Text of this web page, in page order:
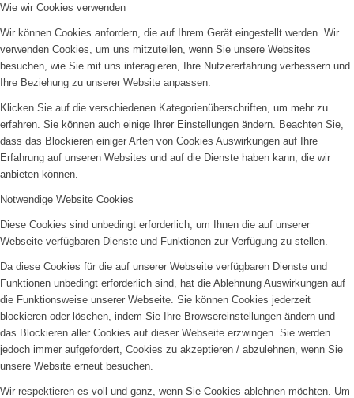
Wie wir Cookies verwenden
Wir können Cookies anfordern, die auf Ihrem Gerät eingestellt werden. Wir
verwenden Cookies, um uns mitzuteilen, wenn Sie unsere Websites
besuchen, wie Sie mit uns interagieren, Ihre Nutzererfahrung verbessern und
Ihre Beziehung zu unserer Website anpassen.
Klicken Sie auf die verschiedenen Kategorienüberschriften, um mehr zu
erfahren. Sie können auch einige Ihrer Einstellungen ändern. Beachten Sie,
dass das Blockieren einiger Arten von Cookies Auswirkungen auf Ihre
Erfahrung auf unseren Websites und auf die Dienste haben kann, die wir
anbieten können.
Notwendige Website Cookies
Diese Cookies sind unbedingt erforderlich, um Ihnen die auf unserer
Webseite verfügbaren Dienste und Funktionen zur Verfügung zu stellen.
Da diese Cookies für die auf unserer Webseite verfügbaren Dienste und
Funktionen unbedingt erforderlich sind, hat die Ablehnung Auswirkungen auf
die Funktionsweise unserer Webseite. Sie können Cookies jederzeit
blockieren oder löschen, indem Sie Ihre Browsereinstellungen ändern und
das Blockieren aller Cookies auf dieser Webseite erzwingen. Sie werden
jedoch immer aufgefordert, Cookies zu akzeptieren / abzulehnen, wenn Sie
unsere Website erneut besuchen.
Wir respektieren es voll und ganz, wenn Sie Cookies ablehnen möchten. Um